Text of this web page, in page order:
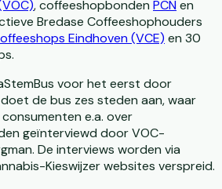
, coffeeshopbonden PCNen
Bredase Coffeeshophouders
Eindhoven (VCE) en 30
voor het eerst door
de bus zes steden aan, waar
e.a. over
geïnterviewd door VOC-
De interviews worden via
Kieswijzer websites verspreid.